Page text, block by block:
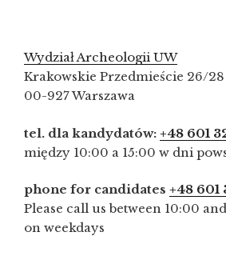
Wydział Archeologii UW
Krakowskie Przedmieście 26/28
00-927 Warszawa
tel. dla kandydatów: +48 601
między 10:00 a 15:00 w dni
phone for candidates +48 601
Please call us between 10:00
on weekdays